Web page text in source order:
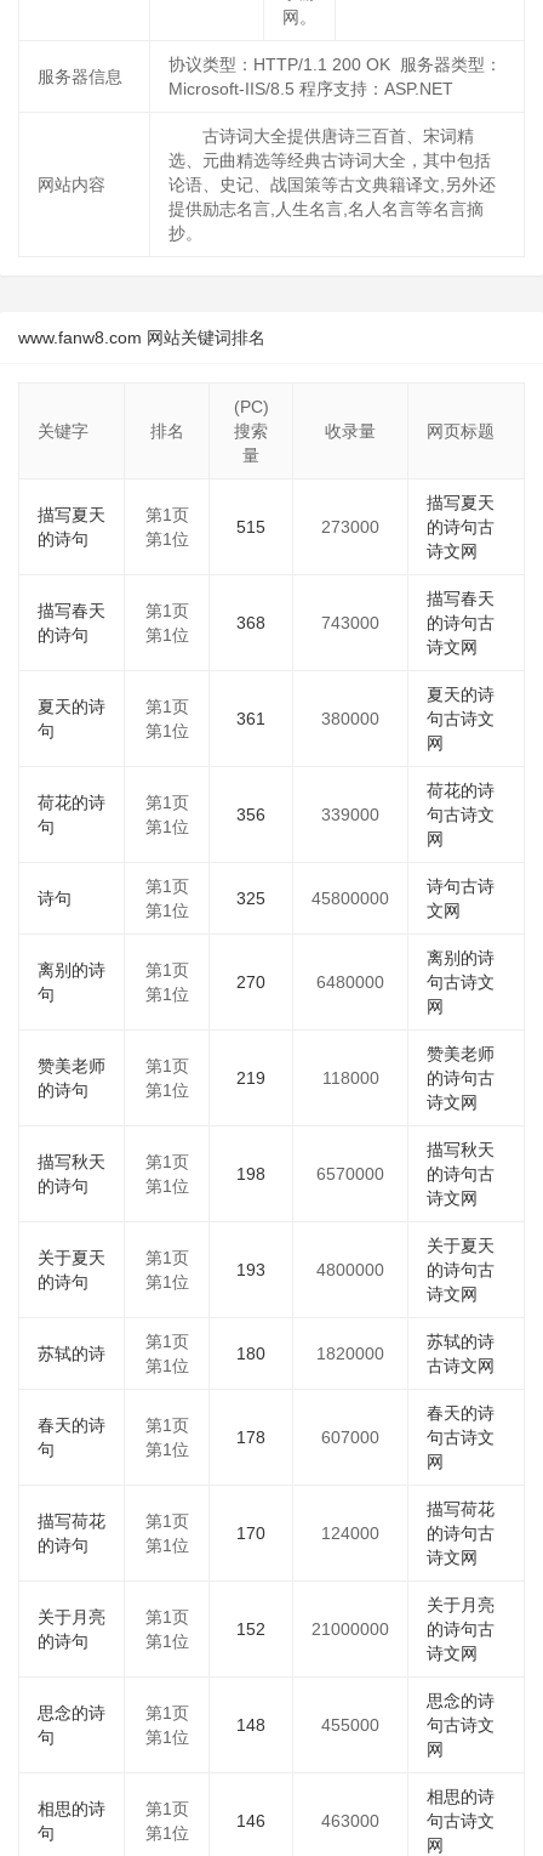
网。
服务器信息
协议类型：HTTP/1.1 200 OK 服务器类型：
Microsoft-IIS/8.5 程序支持：ASP.NET
网站内容
古诗词大全提供唐诗三百首、宋词精
选、元曲精选等经典古诗词大全，其中包括
论语、史记、战国策等古文典籍译文,另外还
提供励志名言,人生名言,名人名言等名言摘
抄。
www.fanw8.com 网站关键词排名
关键字 排名
(PC)
搜索
量
收录量 网页标题
描写夏天
的诗句
第1页
第1位
515 273000
描写夏天
的诗句古
诗文网
描写春天
的诗句
第1页
第1位
368 743000
描写春天
的诗句古
诗文网
夏天的诗
句
第1页
第1位
361 380000
夏天的诗
句古诗文
网
荷花的诗
句
第1页
第1位
356 339000
荷花的诗
句古诗文
网
诗句
第1页
第1位
325 45800000
诗句古诗
文网
离别的诗
句
第1页
第1位
270 6480000
离别的诗
句古诗文
网
赞美老师
的诗句
第1页
第1位
219 118000
赞美老师
的诗句古
诗文网
描写秋天
的诗句
第1页
第1位
198 6570000
描写秋天
的诗句古
诗文网
关于夏天
的诗句
第1页
第1位
193 4800000
关于夏天
的诗句古
诗文网
苏轼的诗
第1页
第1位
180 1820000
苏轼的诗
古诗文网
春天的诗
句
第1页
第1位
178 607000
春天的诗
句古诗文
网
描写荷花
的诗句
第1页
第1位
170 124000
描写荷花
的诗句古
诗文网
关于月亮
的诗句
第1页
第1位
152 21000000
关于月亮
的诗句古
诗文网
思念的诗
句
第1页
第1位
148 455000
思念的诗
句古诗文
网
相思的诗
句
第1页
第1位
146 463000
相思的诗
句古诗文
网